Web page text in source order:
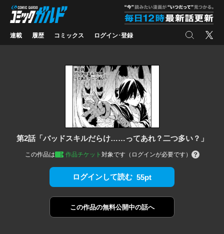
コミックガルド
連載 履歴 コミックス ログイン･登録 検索 X
第2話「バッドスキルだらけ……ってあれ？二つ多い？」
この作品は 作品チケット 対象です（ログインが必要です）
ログインして読む 55pt
この作品の無料公開中の話へ